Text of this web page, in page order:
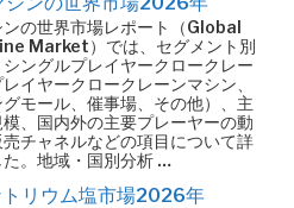
の世界市場レポート（Global
Market）では、セグメント別
ングルプレイヤークロークレー
イヤークロークレーンマシン、
モール、催事場、その他）、主
、国内外の主要プレーヤーの動
チャネルなどの項目について詳
。地域・国別分析 …
リウム塩市場2026年